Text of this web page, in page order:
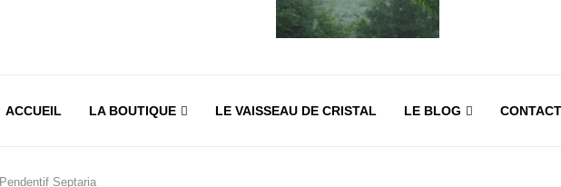
ACCUEIL LA BOUTIQUE LE VAISSEAU DE CRISTAL LE BLOG CONTACT
Pendentif Septaria